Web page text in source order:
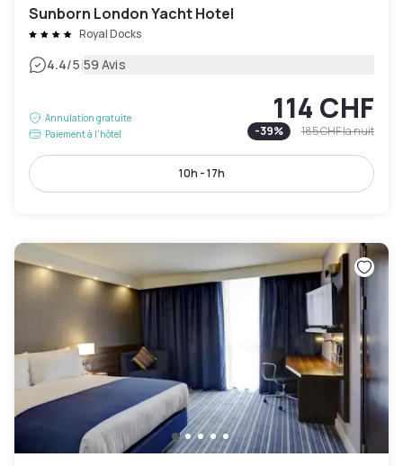
Sunborn London Yacht Hotel
Royal Docks
4.4/5|59 Avis
Annulation gratuite
Paiement à l'hôtel
114 CHF
-39% 185 CHFla nuit
10h - 17h